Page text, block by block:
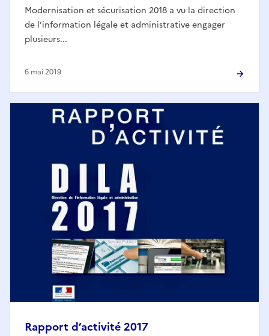
Modernisation et sécurisation 2018 a vu la direction
de l’information légale et administrative engager
plusieurs...
6 mai 2019
Rapport d’activité 2017